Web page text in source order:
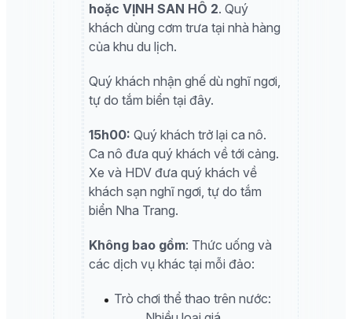
hoặc VỊNH SAN HÔ 2. Quý
khách dùng cơm trưa tại nhà hàng
của khu du lịch.
Quý khách nhận ghế dù nghĩ ngơi,
tự do tắm biển tại đây.
15h00: Quý khách trở lại ca nô.
Ca nô đưa quý khách về tới cảng.
Xe và HDV đưa quý khách về
khách sạn nghĩ ngơi, tự do tắm
biển Nha Trang.
Không bao gồm: Thức uống và
các dịch vụ khác tại mỗi đảo:
Trò chơi thể thao trên nước: